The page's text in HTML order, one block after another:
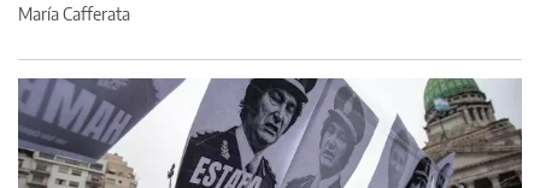
María Cafferata